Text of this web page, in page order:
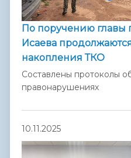
По поручению главы
Исаева
накопления ТКО
Составлены протоколы
правонарушениях
10.11.2025